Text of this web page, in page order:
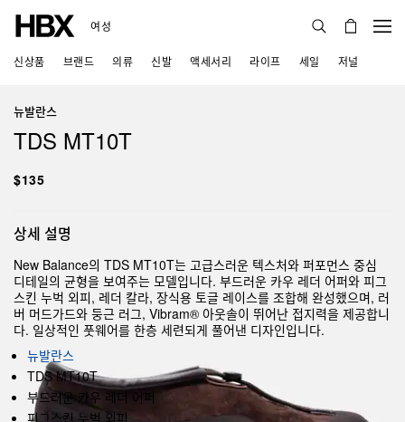
여성
신상품 브랜드 의류 신발 액세서리 라이프 세일 저널
뉴발란스
TDS MT10T
$135
상세 설명
New Balance의 TDS MT10T는 고급스러운 텍스처와 퍼포먼스 중심
디테일의 균형을 보여주는 모델입니다. 부드러운 카우 레더 어퍼와 피그
스킨 누벅 외피, 레더 칼라, 장식용 토글 레이스를 조합해 완성했으며, 러
버 머드가드와 둥근 러그, Vibram® 아웃솔이 뛰어난 접지력을 제공합니
다. 일상적인 풋웨어를 한층 세련되게 풀어낸 디자인입니다.
뉴발란스
TDS MT10T
부드러운 카우 레더 어퍼
피그스킨 누벅 외피